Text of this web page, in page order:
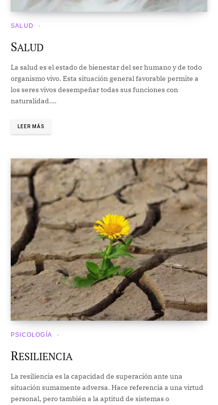
SALUD
SALUD
La salud es el estado de bienestar del ser humano y de todo
organismo vivo. Esta situación general favorable permite a
los seres vivos desempeñar todas sus funciones con
naturalidad.…
LEER MÁS
PSICOLOGÍA
RESILIENCIA
La resiliencia es la capacidad de superación ante una
situación sumamente adversa. Hace referencia a una virtud
personal, pero también a la aptitud de sistemas o